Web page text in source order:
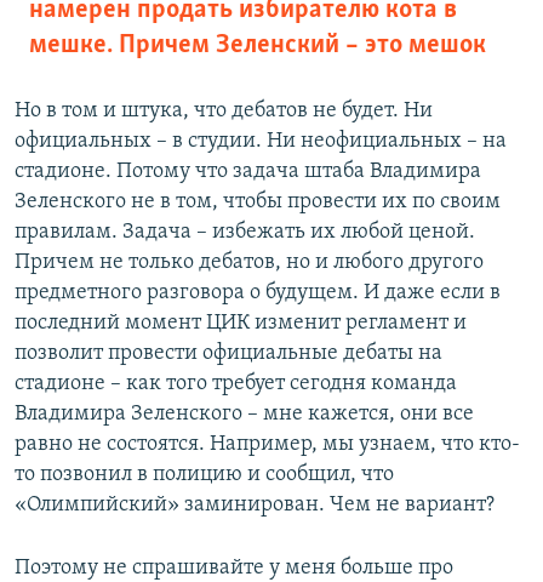
намерен продать избирателю кота в
мешке. Причем Зеленский – это мешок
Но в том и штука, что дебатов не будет. Ни
официальных – в студии. Ни неофициальных – на
стадионе. Потому что задача штаба Владимира
Зеленского не в том, чтобы провести их по своим
правилам. Задача – избежать их любой ценой.
Причем не только дебатов, но и любого другого
предметного разговора о будущем. И даже если в
последний момент ЦИК изменит регламент и
позволит провести официальные дебаты на
стадионе – как того требует сегодня команда
Владимира Зеленского – мне кажется, они все
равно не состоятся. Например, мы узнаем, что кто-
то позвонил в полицию и сообщил, что
«Олимпийский» заминирован. Чем не вариант?
Поэтому не спрашивайте у меня больше про